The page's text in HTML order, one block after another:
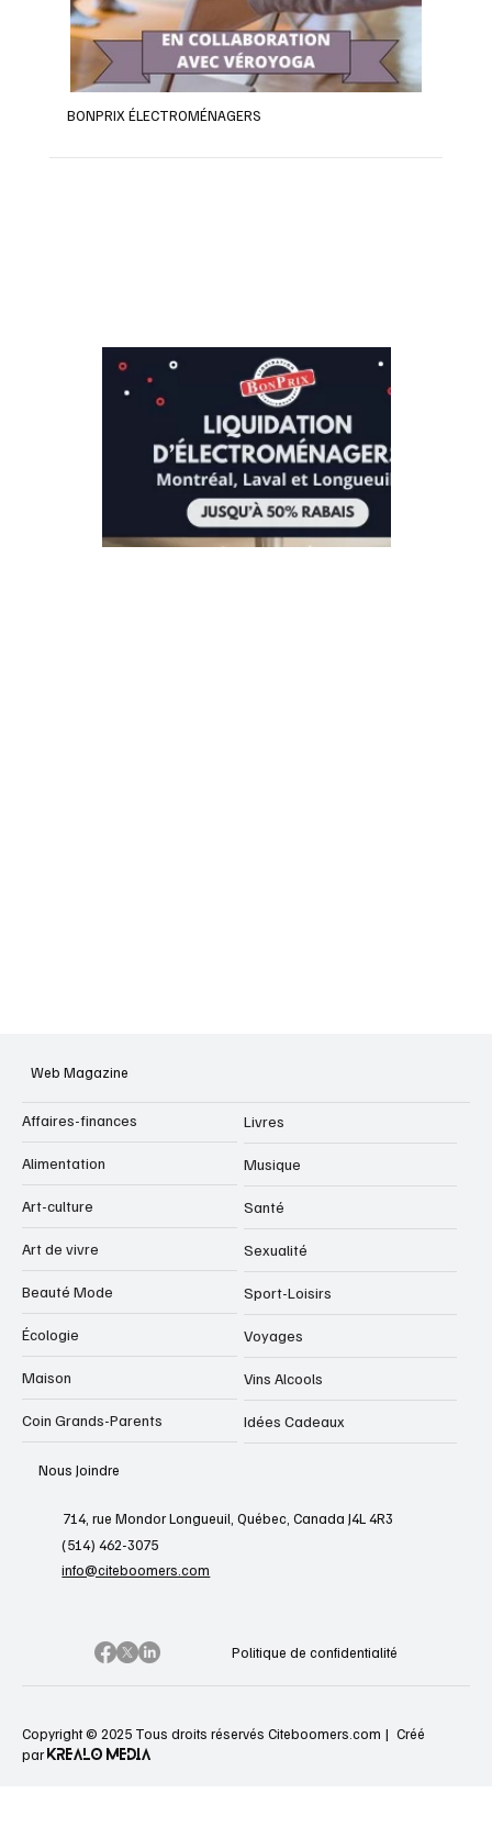
BONPRIX ÉLECTROMÉNAGERS
Web Magazine
Affaires-finances
Alimentation
Art-culture
Art de vivre
Beauté Mode
Écologie
Maison
Coin Grands-Parents
Livres
Musique
Santé
Sexualité
Sport-Loisirs
Voyages
Vins Alcools
Idées Cadeaux
Nous Joindre
714, rue Mondor Longueuil, Québec, Canada J4L 4R3
(514) 462-3075
info@citeboomers.com
Politique de confidentialité
Copyright © 2025 Tous droits réservés Citeboomers.com | Créé
par KREALO MEDIA